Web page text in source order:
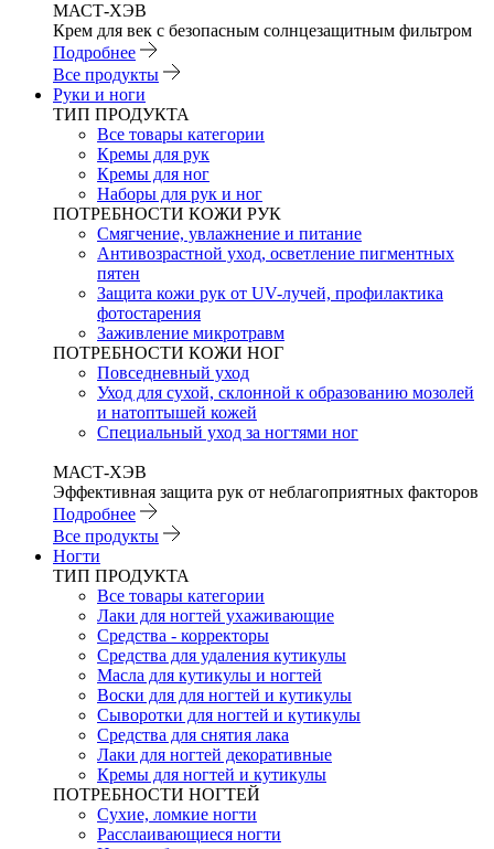
МАСТ-ХЭВ
Крем для век с безопасным солнцезащитным фильтром
Подробнее
Все продукты
Руки и ноги
ТИП ПРОДУКТА
Все товары категории
Кремы для рук
Кремы для ног
Наборы для рук и ног
ПОТРЕБНОСТИ КОЖИ РУК
Смягчение, увлажнение и питание
Антивозрастной уход, осветление пигментных
пятен
Защита кожи рук от UV-лучей, профилактика
фотостарения
Заживление микротравм
ПОТРЕБНОСТИ КОЖИ НОГ
Повседневный уход
Уход для сухой, склонной к образованию мозолей
и натоптышей кожей
Специальный уход за ногтями ног
МАСТ-ХЭВ
Эффективная защита рук от неблагоприятных факторов
Подробнее
Все продукты
Ногти
ТИП ПРОДУКТА
Все товары категории
Лаки для ногтей ухаживающие
Средства - корректоры
Средства для удаления кутикулы
Масла для кутикулы и ногтей
Воски для для ногтей и кутикулы
Сыворотки для ногтей и кутикулы
Средства для снятия лака
Лаки для ногтей декоративные
Кремы для ногтей и кутикулы
ПОТРЕБНОСТИ НОГТЕЙ
Сухие, ломкие ногти
Расслаивающиеся ногти